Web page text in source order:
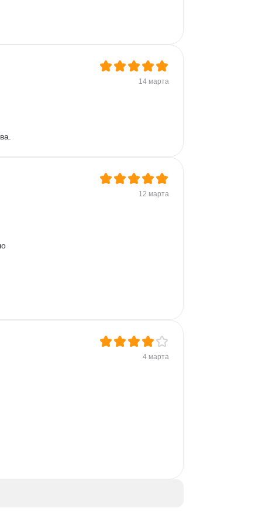
14 марта
12 марта
4 марта